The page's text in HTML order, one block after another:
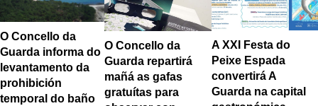
O Concello da
Guarda informa do
levantamento da
prohibición
temporal do baño
O Concello da
Guarda repartirá
mañá as gafas
gratuítas para
A XXI Festa do
Peixe Espada
convertirá A
Guarda na capital